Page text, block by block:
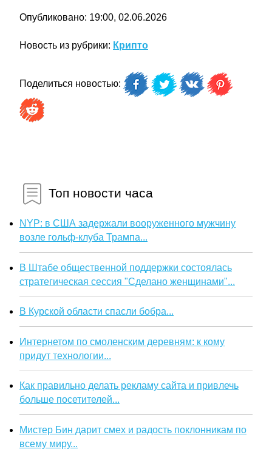
Опубликовано: 19:00, 02.06.2026
Новость из рубрики: Крипто
Поделиться новостью:
Топ новости часа
NYP: в США задержали вооруженного мужчину
возле гольф-клуба Трампа...
В Штабе общественной поддержки состоялась
стратегическая сессия "Сделано женщинами"...
В Курской области спасли бобра...
Интернетом по смоленским деревням: к кому
придут технологии...
Как правильно делать рекламу сайта и привлечь
больше посетителей...
Мистер Бин дарит смех и радость поклонникам по
всему миру...